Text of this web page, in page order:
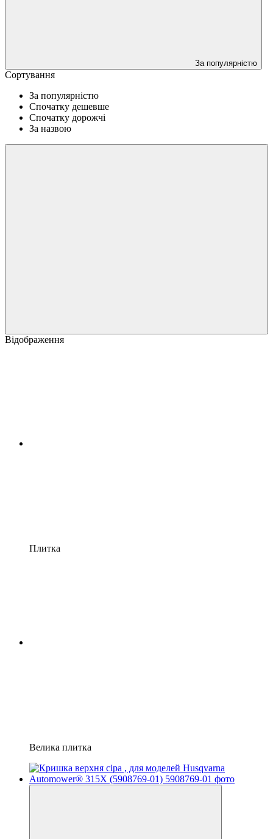
За популярністю
Сортування
За популярністю
Спочатку дешевше
Спочатку дорожчі
За назвою
Відображення
Плитка
Велика плитка